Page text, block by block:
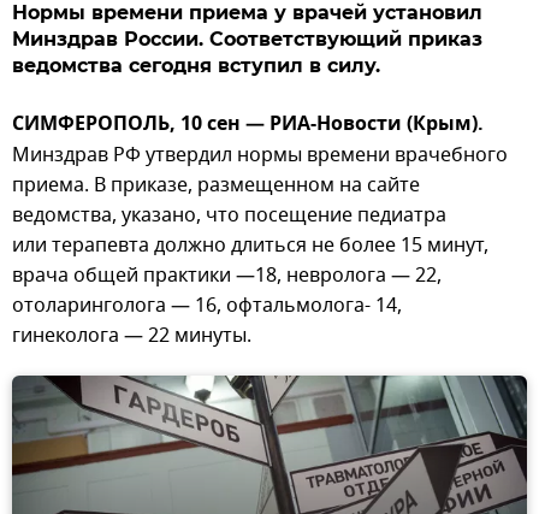
Нормы времени приема у врачей установил
Минздрав России. Соответствующий приказ
ведомства сегодня вступил в силу.
СИМФЕРОПОЛЬ, 10 сен — РИА-Новости (Крым).
Минздрав РФ утвердил нормы времени врачебного
приема. В приказе, размещенном на сайте
ведомства, указано, что посещение педиатра
или терапевта должно длиться не более 15 минут,
врача общей практики —18, невролога — 22,
отоларинголога — 16, офтальмолога- 14,
гинеколога — 22 минуты.